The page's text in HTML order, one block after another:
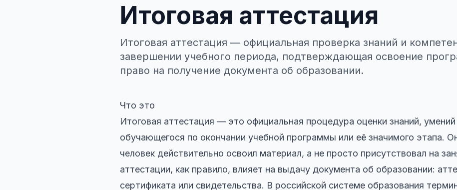
Итоговая аттестация
Итоговая аттестация — официальная проверка знаний и
завершении учебного периода, подтверждающая освоение
право на получение документа об образовании.
Что это
Итоговая аттестация — это официальная процедура оценки знаний,
обучающегося по окончании учебной программы или её значимого этапа.
человек действительно освоил материал, а не просто присутствовал на
аттестации, как правило, влияет на выдачу документа об образовании:
сертификата или свидетельства. В российской системе образования